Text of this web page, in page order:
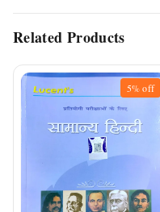
Related Products
5%off